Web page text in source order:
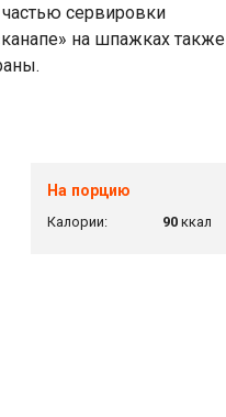
сервировки
на шпажках также
На порцию
Калории: 90ккал